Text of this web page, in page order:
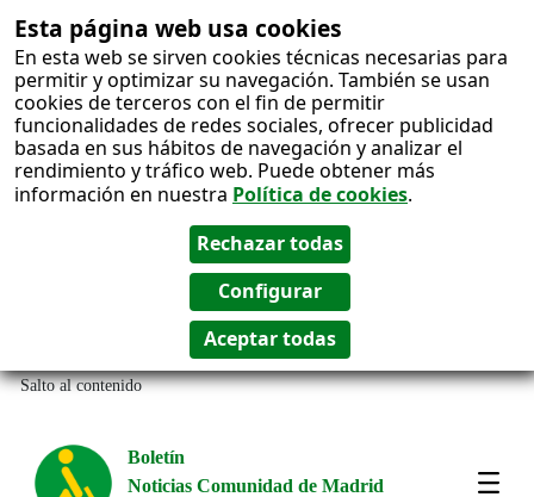
Esta página web usa cookies
En esta web se sirven cookies técnicas necesarias para
permitir y optimizar su navegación. También se usan
cookies de terceros con el fin de permitir
funcionalidades de redes sociales, ofrecer publicidad
basada en sus hábitos de navegación y analizar el
rendimiento y tráfico web. Puede obtener más
información en nuestra Política de cookies.
Salto al contenido
Boletín
Noticias Comunidad de Madrid